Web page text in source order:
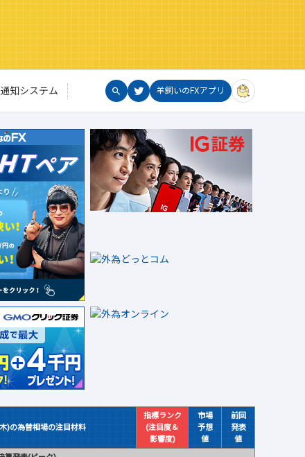
知システム 羊飼いのFXアプリ
)の為替相場の注目材料
指標ランク
(注目度＆
影響度)
市場
予想
値
前回
発表
値